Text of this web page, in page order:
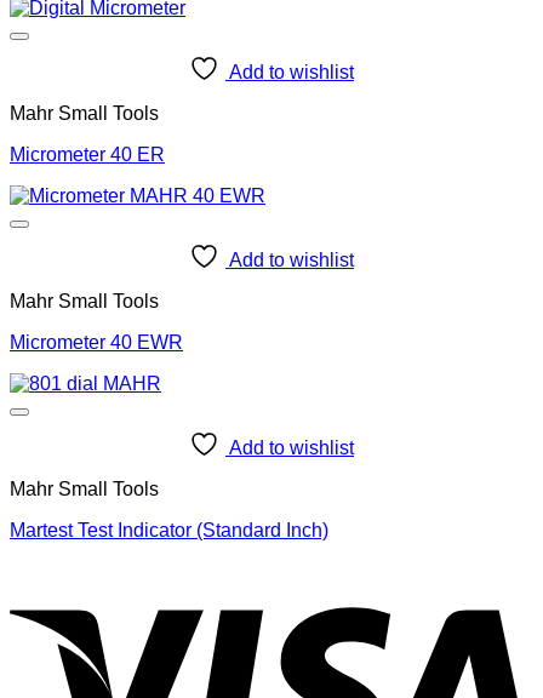
Add to wishlist
Mahr Small Tools
Micrometer 40 ER
Add to wishlist
Mahr Small Tools
Micrometer 40 EWR
Add to wishlist
Mahr Small Tools
Martest Test Indicator (Standard Inch)